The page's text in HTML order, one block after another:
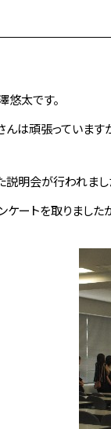
悠太です。
んは頑張っています
説明会が行われまし
ケートを取りまし